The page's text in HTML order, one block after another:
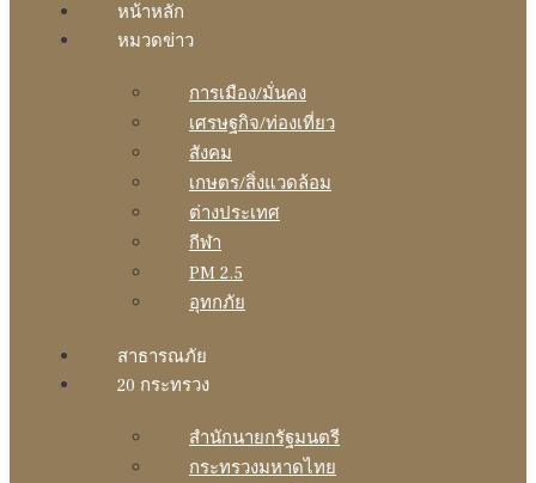
หน้าหลัก
หมวดข่าว
การเมือง/มั่นคง
เศรษฐกิจ/ท่องเที่ยว
สังคม
เกษตร/สิ่งแวดล้อม
ต่างประเทศ
กีฬา
PM 2.5
อุทกภัย
สาธารณภัย
20 กระทรวง
สํานักนายกรัฐมนตรี
กระทรวงมหาดไทย